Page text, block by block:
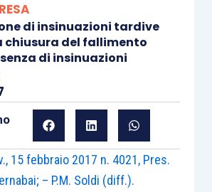
di insinuazioni tardive
chiusura del fallimento
di insinuazioni
15 febbraio 2017 n. 4021, Pres.
– P.M. Soldi (diff.).